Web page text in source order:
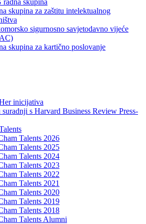
radna skupina
skupina za zaštitu intelektualnog
sigurnosno savjetodavno vijeće
skupina za kartično poslovanje
inicijativa
s Harvard Business Review Press-
Talents 2026
Talents 2025
Talents 2024
Talents 2023
Talents 2022
Talents 2021
Talents 2020
Talents 2019
Talents 2018
Talents Alumni